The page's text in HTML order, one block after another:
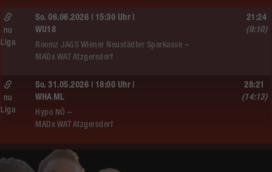
So. 06.06.2026 | 15:30 Uhr |
WU18
Roomz JAGS Wiener Neustädter Sparkasse –
MADx WAT Atzgersdorf
nu
Liga
21:24
(9:10)
So. 31.05.2026 | 18:00 Uhr |
WHA ML
Hypo NÖ –
MADx WAT Atzgersdorf
nu
Liga
28:21
(14:13)